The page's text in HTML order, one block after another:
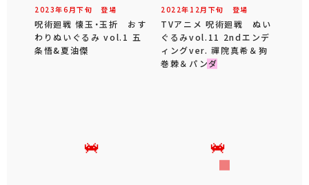
2023年6 月下旬 登場
呪術廻戦 懐玉・玉折 おす
わりぬいぐるみ vol.1 五
条悟&夏油傑
2022年 12 月 下旬 登場
TVアニメ 呪術廻戦 ぬい
ぐるみvol.11 2ndエンデ
ィングver. 禪院真希＆狗
巻棘＆パンダ